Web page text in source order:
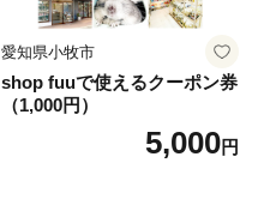
愛知県小牧市
shop fuuで使えるクーポン券
（1,000円）
5,000円